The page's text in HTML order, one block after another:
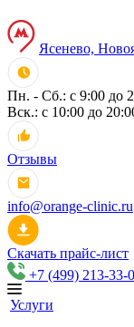
Ясенево,
Пн. - Сб.: с 9:00 до
Вск.: с 10:00 до
Отзывы
info@orange-clinic.ru
Скачать прайс-лист
+7 (499) 213-33-
Услуги